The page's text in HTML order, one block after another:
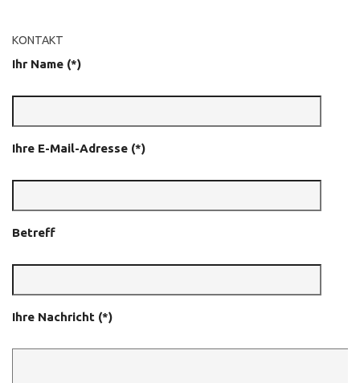
KONTAKT
Ihr Name (*)
Ihre E-Mail-Adresse (*)
Betreff
Ihre Nachricht (*)